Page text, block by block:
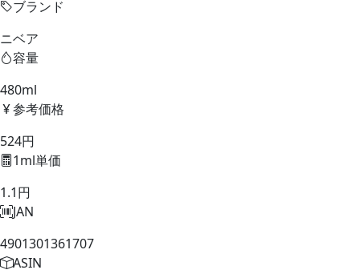
ブランド
ニベア
容量
480ml
参考価格
524円
1ml単価
1.1円
JAN
4901301361707
ASIN